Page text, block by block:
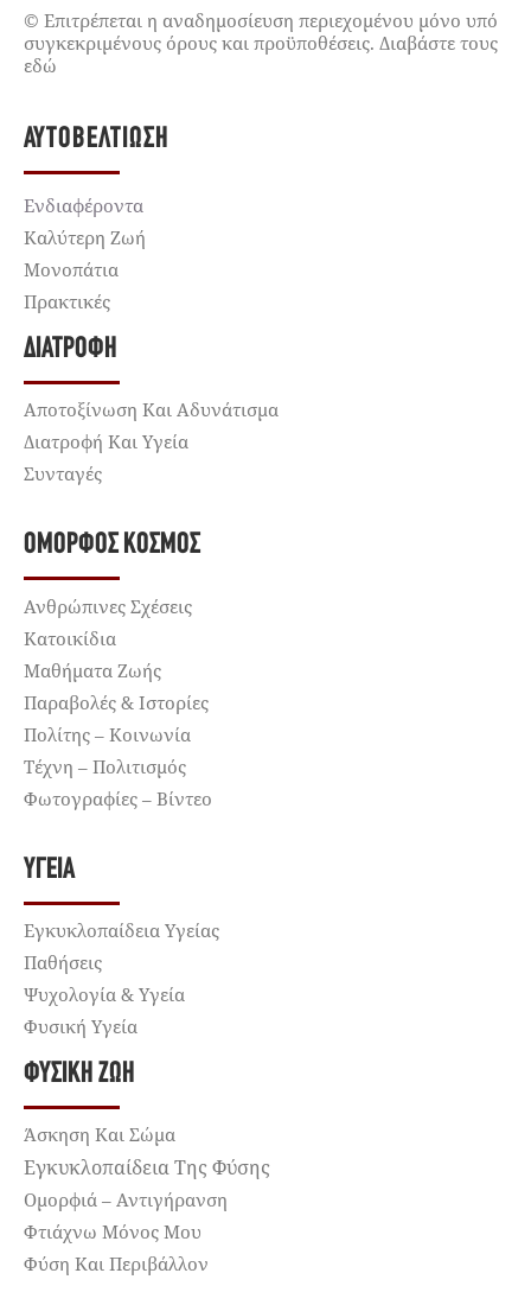
© Επιτρέπεται η αναδημοσίευση περιεχομένου μόνο υπό
συγκεκριμένους όρους και προϋποθέσεις. Διαβάστε τους
εδώ
ΑΥΤΟΒΕΛΤΊΩΣΗ
Ενδιαφέροντα
Καλύτερη Ζωή
Μονοπάτια
Πρακτικές
ΔΙΑΤΡΟΦΉ
Αποτοξίνωση Και Αδυνάτισμα
Διατροφή Και Υγεία
Συνταγές
ΌΜΟΡΦΟΣ ΚΌΣΜΟΣ
Ανθρώπινες Σχέσεις
Κατοικίδια
Μαθήματα Ζωής
Παραβολές & Ιστορίες
Πολίτης – Κοινωνία
Τέχνη – Πολιτισμός
Φωτογραφίες – Βίντεο
ΥΓΕΊΑ
Εγκυκλοπαίδεια Υγείας
Παθήσεις
Ψυχολογία & Υγεία
Φυσική Υγεία
ΦΥΣΙΚΉ ΖΩΉ
Άσκηση Και Σώμα
Εγκυκλοπαίδεια Της Φύσης
Ομορφιά – Αντιγήρανση
Φτιάχνω Μόνος Μου
Φύση Και Περιβάλλον